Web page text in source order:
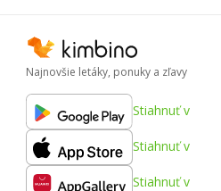
Najnovšie letáky, ponuky a zľavy
Stiahnuť v
Stiahnuť v
Stiahnuť v